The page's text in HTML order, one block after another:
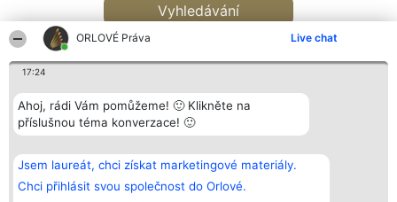
ORLOVÉ Práva Live chat
17:24
Ahoj, rádi Vám pomůžeme! 🙂 Klikněte na
příslušnou téma konverzace! 🙂
Jsem laureát, chci získat marketingové materiály.
Chci přihlásit svou společnost do Orlové.
Vyhledávání
Bright Side Solutions sp. z o.
o. sp. k.
ul. Ruska 22
Wrocław 50-079
Vítězové
Seznam všech
laureátů
Zásady
Kontakt